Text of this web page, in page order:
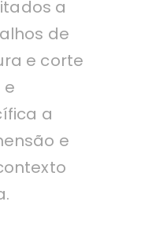
a
de
e corte
a
e